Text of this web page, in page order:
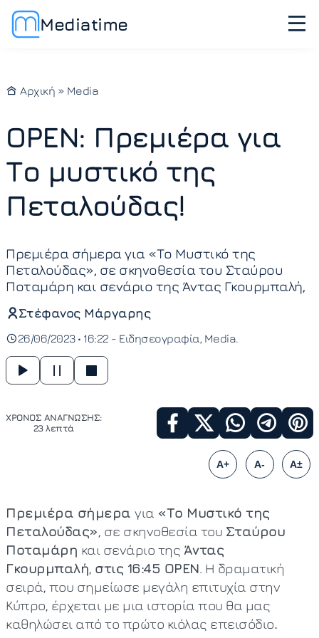
Mediatime
Αρχική » Media
OPEN: Πρεμιέρα για
Το μυστικό της
Πεταλούδας!
Πρεμιέρα σήμερα για «Το Μυστικό της
Πεταλούδας», σε σκηνοθεσία του Σταύρου
Ποταμάρη και σενάριο της Άντας Γκουρμπαλή,
Στέφανος Μάργαρης
26/06/2023 • 16:22 - Ειδησεογραφία Media
ΧΡΟΝΟΣ ΑΝΑΓΝΩΣΗΣ:
23 λεπτά
A+ A- A±
Πρεμιέρα σήμερα για «Το Μυστικό της
Πεταλούδας», σε σκηνοθεσία του Σταύρου
Ποταμάρη και σενάριο της Άντας
Γκουρμπαλή, στις 16:45 OPEN. Η δραματική
σειρά, που σημείωσε μεγάλη επιτυχία στην
Κύπρο, έρχεται με μια ιστορία που θα μας
καθηλώσει από το πρώτο κιόλας επεισόδιο.